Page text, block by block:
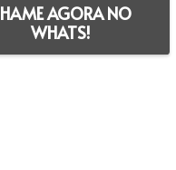
AGORA NO
WHATS!